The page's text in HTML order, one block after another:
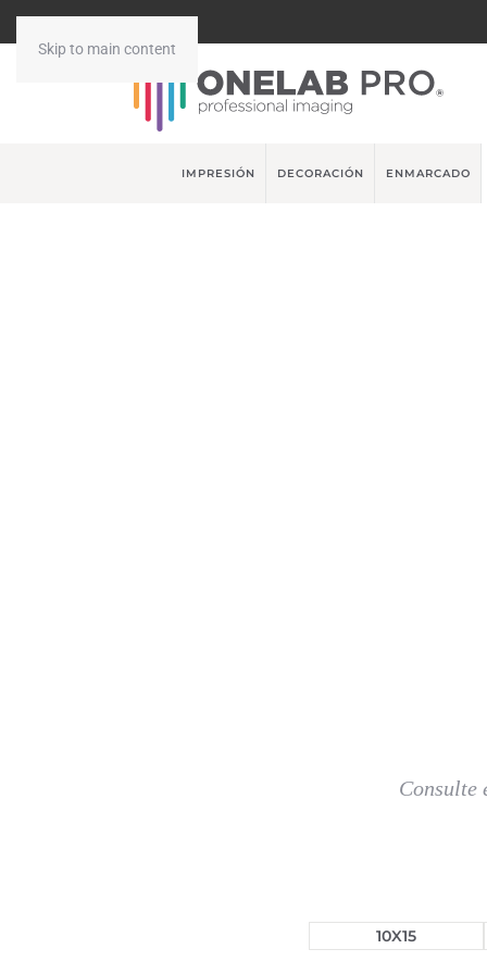
Skip to main content
IMPRESIÓN DECORACIÓN ENMARCADO
Consulte
10X15